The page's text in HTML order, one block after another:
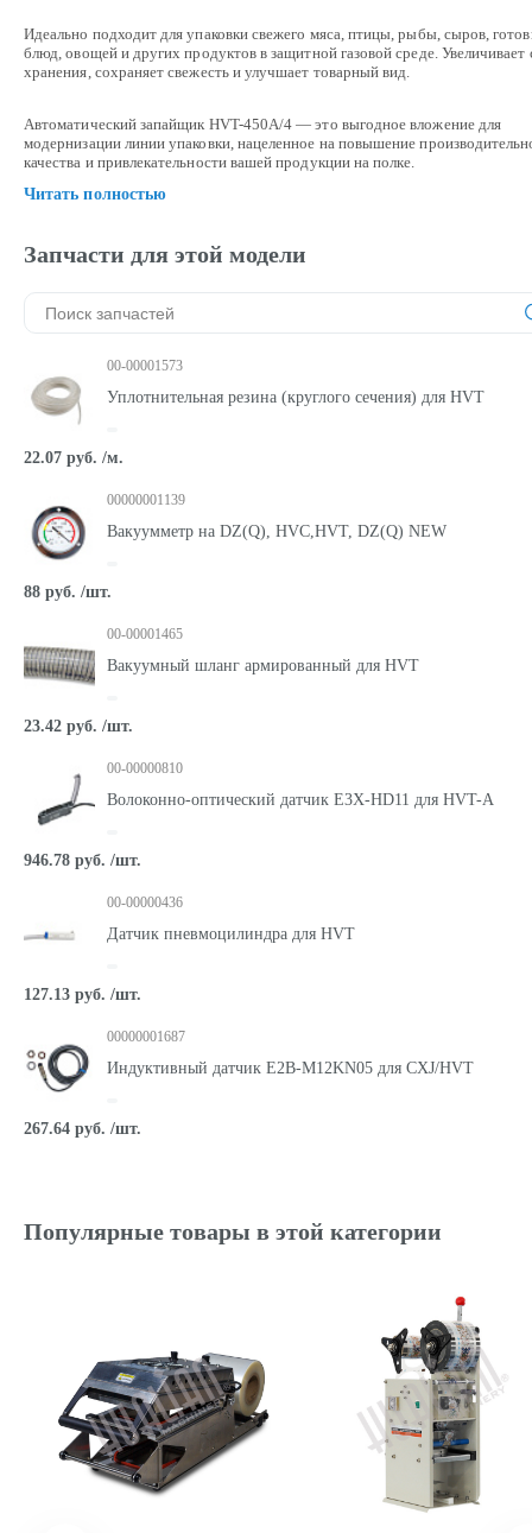
Идеально подходит для упаковки свежего мяса, птицы, рыбы, сыров,
блюд, овощей и других продуктов в защитной газовой среде. Увеличивает
хранения, сохраняет свежесть и улучшает товарный вид.
Автоматический запайщик HVT-450A/4 — это выгодное вложение для
модернизации линии упаковки, нацеленное на повышение
качества и привлекательности вашей продукции на полке.
Читать полностью
Запчасти для этой модели
00-00001573
Уплотнительная резина (круглого сечения) для HVT
22.07 руб. /м.
00000001139
Вакуумметр на DZ(Q), HVC,HVT, DZ(Q) NEW
88 руб. /шт.
00-00001465
Вакуумный шланг армированный для HVT
23.42 руб. /шт.
00-00000810
Волоконно-оптический датчик E3X-HD11 для HVT-A
946.78 руб. /шт.
00-00000436
Датчик пневмоцилиндра для HVT
127.13 руб. /шт.
00000001687
Индуктивный датчик E2B-M12KN05 для CXJ/HVT
267.64 руб. /шт.
13.38 руб. /шт.
00-00005357
Пружина нагревательной плиты Ø21×Ø3×64 мм для
HVT
Популярные товары в этой категории